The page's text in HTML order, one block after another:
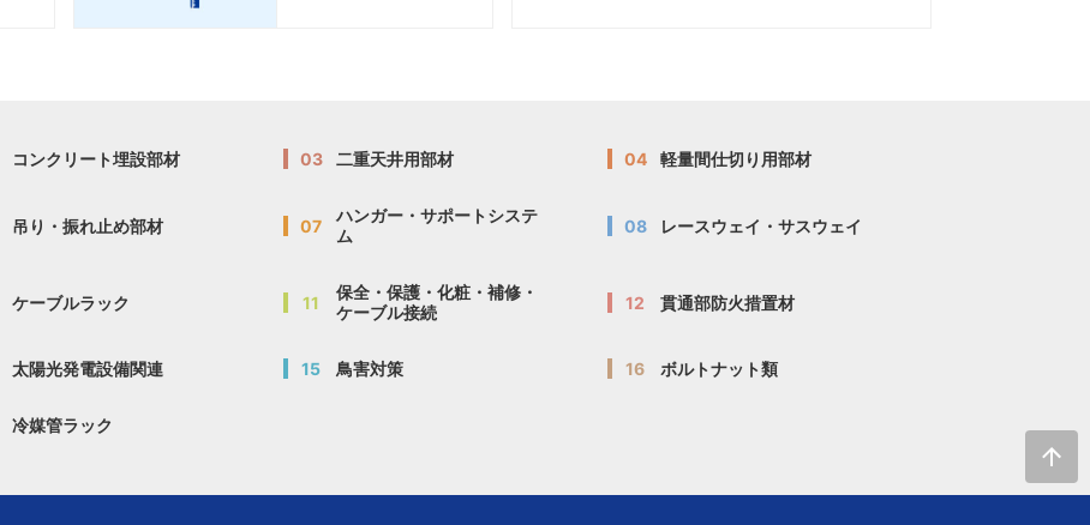
コンクリート埋設部材 03 二重天井用部材 04 軽量間仕切り用部材
吊り・振れ止め部材 07
ハンガー・サポートシステ
ム
08 レースウェイ・サスウェイ
ケーブルラック 11
保全・保護・化粧・補修・
ケーブル接続
12 貫通部防火措置材
太陽光発電設備関連 15 鳥害対策 16 ボルトナット類
冷媒管ラック